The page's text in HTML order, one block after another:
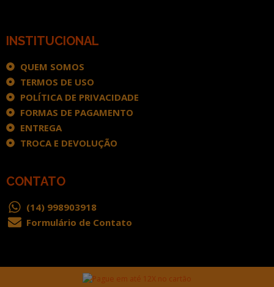
INSTITUCIONAL
QUEM SOMOS
TERMOS DE USO
POLÍTICA DE PRIVACIDADE
FORMAS DE PAGAMENTO
ENTREGA
TROCA E DEVOLUÇÃO
CONTATO
(14) 998903918
Formulário de Contato